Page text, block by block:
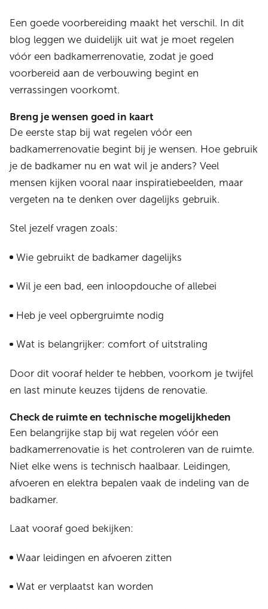
Een goede voorbereiding maakt het verschil. In dit
blog leggen we duidelijk uit wat je moet regelen
vóór een badkamerrenovatie, zodat je goed
voorbereid aan de verbouwing begint en
verrassingen voorkomt.
Breng je wensen goed in kaart
De eerste stap bij wat regelen vóór een
badkamerrenovatie begint bij je wensen. Hoe gebruik
je de badkamer nu en wat wil je anders? Veel
mensen kijken vooral naar inspiratiebeelden, maar
vergeten na te denken over dagelijks gebruik.
Stel jezelf vragen zoals:
Wie gebruikt de badkamer dagelijks
Wil je een bad, een inloopdouche of allebei
Heb je veel opbergruimte nodig
Wat is belangrijker: comfort of uitstraling
Door dit vooraf helder te hebben, voorkom je twijfel
en last minute keuzes tijdens de renovatie.
Check de ruimte en technische mogelijkheden
Een belangrijke stap bij wat regelen vóór een
badkamerrenovatie is het controleren van de ruimte.
Niet elke wens is technisch haalbaar. Leidingen,
afvoeren en elektra bepalen vaak de indeling van de
badkamer.
Laat vooraf goed bekijken:
Waar leidingen en afvoeren zitten
Wat er verplaatst kan worden